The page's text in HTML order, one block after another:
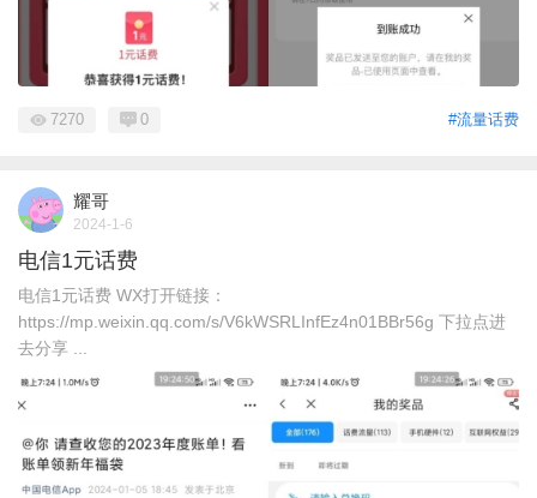
#流量话费
7270 0
耀哥
2024-1-6
电信1元话费
电信1元话费 WX打开链接：
https://mp.weixin.qq.com/s/V6kWSRLInfEz4n01BBr56g 下拉点进
去分享 ...